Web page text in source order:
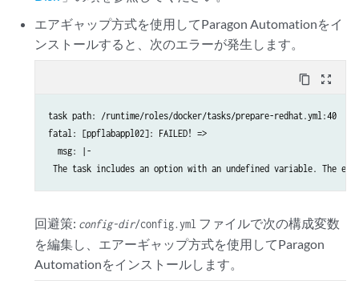
エアギャップ方式を使用してParagon Automationをイ
ンストールすると、次のエラーが発生します。
content_copy zoom_out_map
task path: /runtime/roles/docker/tasks/prepare-redhat.yml:40
fatal: [ppflabappl02]: FAILED! =>
  msg: |-
The task includes an option with an undefined variable. The
回避策: config-dir/config.yml ファイルで次の構成変数
を編集し、エアーギャップ方式を使用してParagon
Automationをインストールします。